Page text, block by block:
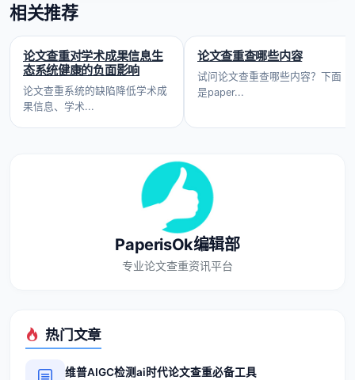
相关推荐
论文查重对学术成果信息生
态系统健康的负面影响
论文查重系统的缺陷降低学术成
果信息、学术...
论文查重查哪些内容
试问论文查重查哪些内容？下面
是paper...
PaperisOk编辑部
专业论文查重资讯平台
热门文章
维普AIGC检测ai时代论文查重必备工具